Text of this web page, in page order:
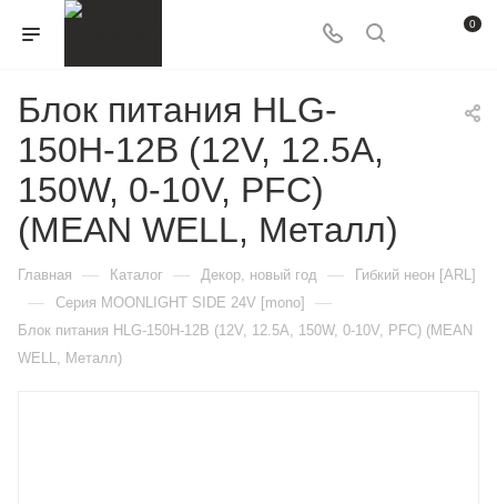
0
Блок питания HLG-
150H-12B (12V, 12.5A,
150W, 0-10V, PFC)
(MEAN WELL, Металл)
Главная — Каталог — Декор, новый год — Гибкий неон [ARL]
— Серия MOONLIGHT SIDE 24V [mono] —
Блок питания HLG-150H-12B (12V, 12.5A, 150W, 0-10V, PFC) (MEAN
WELL, Металл)